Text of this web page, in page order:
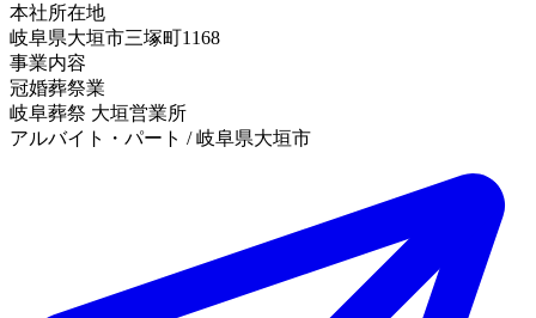
本社所在地
岐阜県大垣市三塚町1168
事業内容
冠婚葬祭業
岐阜葬祭 大垣営業所
アルバイト・パート / 岐阜県大垣市